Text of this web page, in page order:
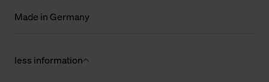
Made in Germany
less information